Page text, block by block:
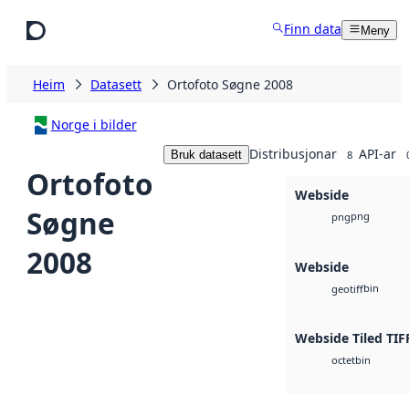
Finn data Meny
Heim Datasett Ortofoto Søgne 2008
Norge i bilder
Ortofoto
Søgne
2008
Bruk datasett Distribusjonar 8 API-ar
Webside
pngpng
Webside
geotiffbin
Webside Tiled
octetbin